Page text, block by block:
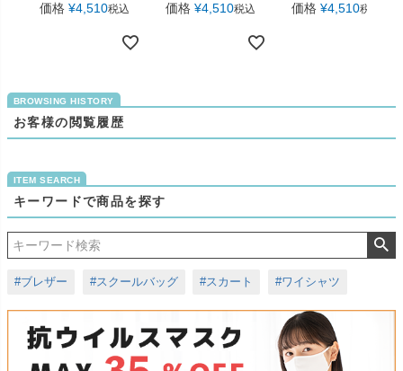
価格 ¥4,510税込
価格 ¥4,510税込
価格 ¥4,510税込
お客様の閲覧履歴
キーワードで商品を探す
#ブレザー #スクールバッグ #スカート #ワイシャツ